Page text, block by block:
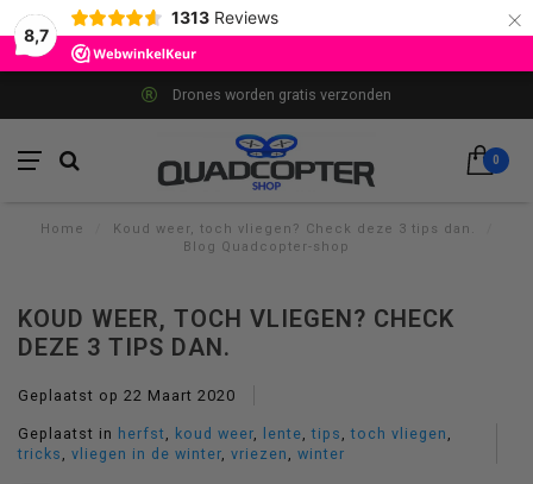
8,7
1313 Reviews ×
Drones worden gratis verzonden
0
Home Koud weer, toch vliegen? Check deze 3 tips dan.
Blog Quadcopter-shop
KOUD WEER, TOCH VLIEGEN? CHECK
DEZE 3 TIPS DAN.
Geplaatst op 22 Maart 2020
Geplaatst in herfst koud weer lente ,tips ,toch vliegen
tricks
vliegen in de winter vriezen winter